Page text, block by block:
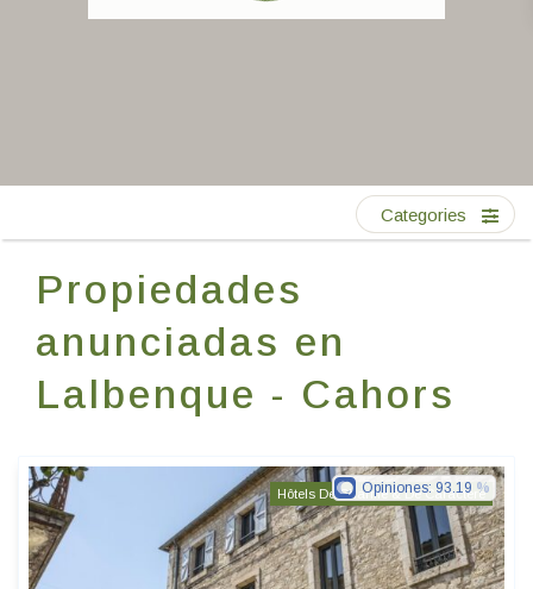
ES EN FR
Propiedades
anunciadas en
Lalbenque - Cahors
Categories
Hôtels De Charme & De Caractère
Opiniones: 93.19